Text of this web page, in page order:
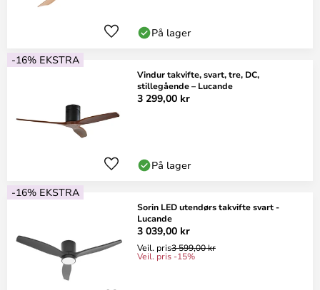
På lager
-16% EKSTRA
Vindur takvifte, svart, tre, DC,
stillegående – Lucande
3 299,00 kr
På lager
-16% EKSTRA
Sorin LED utendørs takvifte svart -
Lucande
3 039,00 kr
Veil. pris3 599,00 kr
Veil. pris -15%